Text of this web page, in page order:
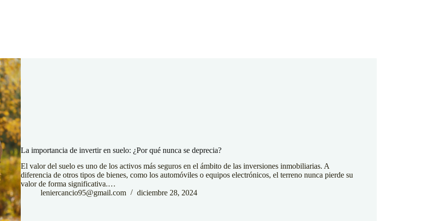
La importancia de invertir en suelo: ¿Por qué nunca se deprecia?
El valor del suelo es uno de los activos más seguros en el ámbito de las inversiones inmobiliarias. A
diferencia de otros tipos de bienes, como los automóviles o equipos electrónicos, el terreno nunca pierde su
valor de forma significativa.…
leniercancio95@gmail.com
diciembre 28, 2024